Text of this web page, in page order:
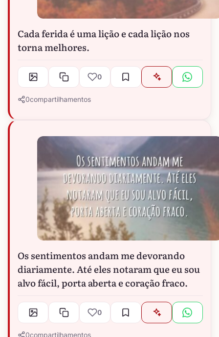
Cada ferida é uma lição e cada lição nos
torna melhores.
0
0compartilhamentos
Os sentimentos andam me devorando
diariamente. Até eles notaram que eu sou
alvo fácil, porta aberta e coração fraco.
0
0compartilhamentos